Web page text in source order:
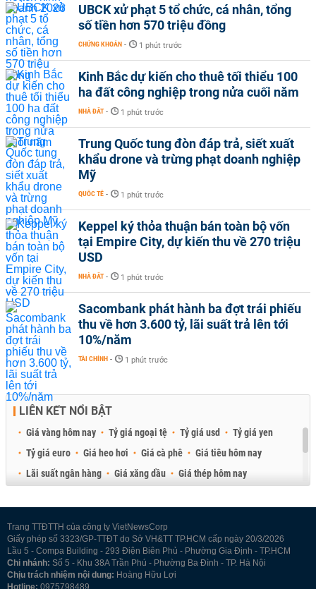
UBCK xử phạt 5 tổ chức, cá nhân, tổng
số tiền hơn 570 triệu đồng
CHỨNG KHOÁN - 1 phút trước
Kinh Bắc dự kiến cho thuê tối thiểu 100
ha đất công nghiệp trong nửa cuối năm
NHÀ ĐẤT - 1 phút trước
Trung Quốc tung đòn đáp trả, siết xuất
khẩu drone và trừng phạt doanh nghiệp
Mỹ
QUỐC TẾ - 1 phút trước
Keppel ký thỏa thuận bán toàn bộ vốn
tại Empire City, dự kiến thu về 270 triệu
USD
NHÀ ĐẤT - 1 phút trước
Sacombank phát hành ba đợt trái phiếu
thu về hơn 3.600 tỷ, lãi suất trả lên tới
10%/năm
TÀI CHÍNH - 1 phút trước
LIÊN KẾT NỔI BẬT
Giá vàng hôm nay Tỷ giá ngoại tệ Tỷ giá usd
Tỷ giá yen
Tỷ giá euro
Giá heo hơi Giá cà phê
Giá tiêu hôm nay
Lãi suất ngân hàng
Giá xăng dầu
Giá thép hôm nay
Trang TTĐTTH của công ty VietNewsCorp
Giấy phép số 3323/GP-TTĐT do Sở VH&TT TP.HCM cấp ngày 20/3/2026
Lầu 5 - Compa Building - 293 Điện Biên Phủ - Phường Gia Định - TP.HCM
Chi nhánh: Số 5 - Khu 38A Trần Phú - Phường Ba Đình - TP. Hà Nội
Chịu trách nhiệm nội dung: Hoàng Hữu Lợi
Hotline: 0975798489